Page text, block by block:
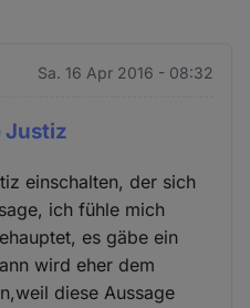
Sa. 16 Apr 2016 - 08:32
Justiz
einschalten, der sich
ich fühle mich
es gäbe ein
wird eher dem
diese Aussage